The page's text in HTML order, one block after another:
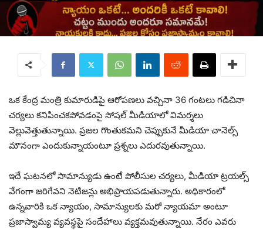
ఒక కేంద్ర మంత్రి కుమారుడిపై ఆరోపణలు వచ్చినా 36 గంటలు గడిచినా
చర్యలు కనిపించకపోవడంపై సోషల్ మీడియాలో విమర్శలు
వెల్లువెత్తుతున్నాయి. ప్రజల గొంతుకమని చెప్పుకునే మీడియా చానెల్స్
మౌనంగా ఎందుకున్నాయంటూ ప్రశ్నలు ఎదురవుతున్నాయి.
ఇదే ఘటనలో సామాన్యుడు ఉంటే పోలీసుల చర్యలు, మీడియా ట్రయల్స్
వేగంగా జరిగేవని నెటిజన్లు అభిప్రాయపడుతున్నారు. అధికారంలో
ఉన్నవారికి ఒక న్యాయం, సామాన్యులకు మరో న్యాయమా అంటూ
ప్రజాస్వామ్య వ్యవస్థపై సందేహాలు వ్యక్తమవుతున్నాయి. నేరం ఎవరు